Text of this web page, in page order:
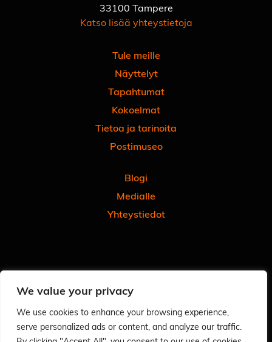
We value your privacy
We use cookies to enhance your browsing experience,
serve personalized ads or content, and analyze our traffic.
33100 Tampere
Katso lisää yhteystietoja
Tule meille
Näyttelyt
Tapahtumat
Kokoelmat
Tietoa ja tarinoita
Postimuseo
Blogi
Medialle
Yhteystiedot
Tilaa uutiskirjeemme
Anna meille palautetta
Arvioi käyntisi Googlessa - autat meitä ja muita